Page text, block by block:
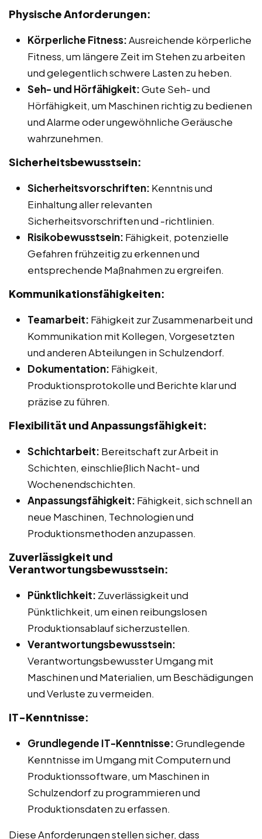
Physische Anforderungen:
Körperliche Fitness:Ausreichende körperliche
Fitness, um längere Zeit im Stehen zu arbeiten
und gelegentlich schwere Lasten zu heben.
Seh- und Hörfähigkeit:Gute Seh- und
Hörfähigkeit, um Maschinen richtig zu bedienen
und Alarme oder ungewöhnliche Geräusche
wahrzunehmen.
Sicherheitsbewusstsein:
Sicherheitsvorschriften: Kenntnis und
Einhaltung aller relevanten
Sicherheitsvorschriften und -richtlinien.
Risikobewusstsein: Fähigkeit, potenzielle
Gefahren frühzeitig zu erkennen und
entsprechende Maßnahmen zu ergreifen.
Kommunikationsfähigkeiten:
Teamarbeit: Fähigkeit zur Zusammenarbeit und
Kommunikation mit Kollegen, Vorgesetzten
und anderen Abteilungen in Schulzendorf.
Dokumentation: Fähigkeit,
Produktionsprotokolle und Berichte klar und
präzise zu führen.
Flexibilität und Anpassungsfähigkeit:
Schichtarbeit: Bereitschaft zur Arbeit in
Schichten, einschließlich Nacht- und
Wochenendschichten.
Anpassungsfähigkeit: Fähigkeit, sich schnell an
neue Maschinen, Technologien und
Produktionsmethoden anzupassen.
Zuverlässigkeit und
Verantwortungsbewusstsein:
Pünktlichkeit: Zuverlässigkeit und
Pünktlichkeit, um einen reibungslosen
Produktionsablauf sicherzustellen.
Verantwortungsbewusstsein:
Verantwortungsbewusster Umgang mit
Maschinen und Materialien, um Beschädigungen
und Verluste zu vermeiden.
IT-Kenntnisse:
Grundlegende IT-Kenntnisse:Grundlegende
Kenntnisse im Umgang mit Computern und
Produktionssoftware, um Maschinen in
Schulzendorf zu programmieren und
Produktionsdaten zu erfassen.
Diese Anforderungen stellen sicher, dass